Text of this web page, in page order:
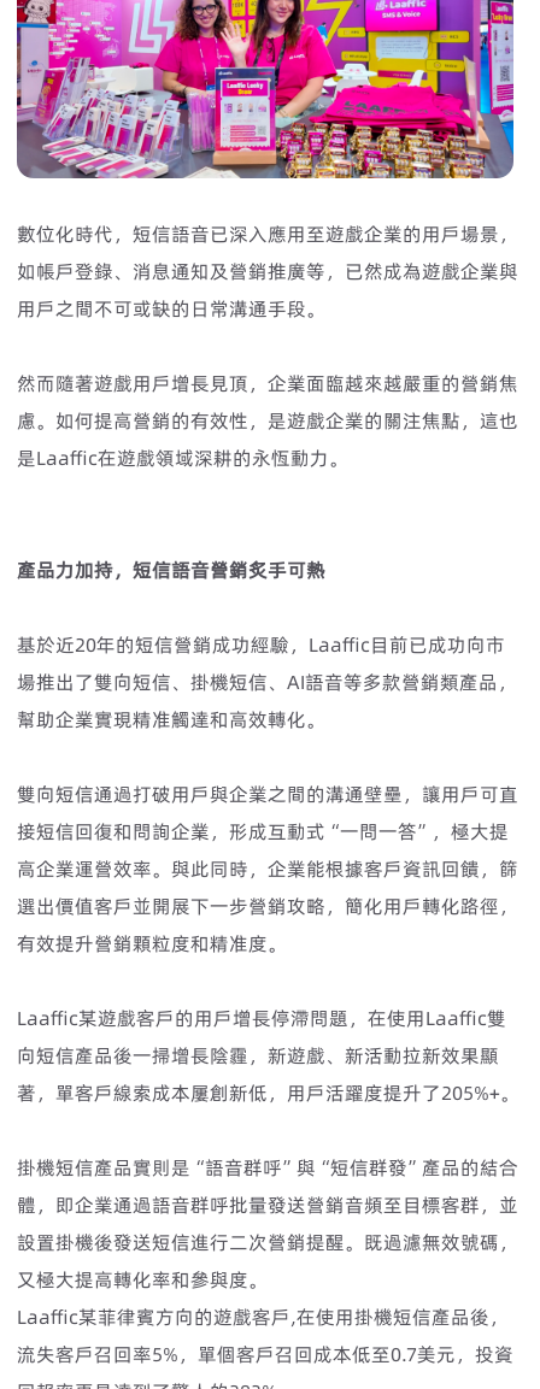
數位化時代，短信語音已深入應用至遊戲企業的用戶場景，
如帳戶登錄、消息通知及營銷推廣等，已然成為遊戲企業與
用戶之間不可或缺的日常溝通手段。
然而隨著遊戲用戶增長見頂，企業面臨越來越嚴重的營銷焦
慮。如何提高營銷的有效性，是遊戲企業的關注焦點，這也
是Laaffic在遊戲領域深耕的永恆動力。
產品力加持，短信語音營銷炙手可熱
基於近20年的短信營銷成功經驗，Laaffic目前已成功向市
場推出了雙向短信、掛機短信、AI語音等多款營銷類產品，
幫助企業實現精准觸達和高效轉化。
雙向短信通過打破用戶與企業之間的溝通壁壘，讓用戶可直
接短信回復和問詢企業，形成互動式“一問一答”，極大提
高企業運營效率。與此同時，企業能根據客戶資訊回饋，篩
選出價值客戶並開展下一步營銷攻略，簡化用戶轉化路徑，
有效提升營銷顆粒度和精准度。
Laaffic某遊戲客戶的用戶增長停滯問題，在使用Laaffic雙
向短信產品後一掃增長陰霾，新遊戲、新活動拉新效果顯
著，單客戶線索成本屢創新低，用戶活躍度提升了205%+。
掛機短信產品實則是“語音群呼”與“短信群發”產品的結合
體，即企業通過語音群呼批量發送營銷音頻至目標客群，並
設置掛機後發送短信進行二次營銷提醒。既過濾無效號碼，
又極大提高轉化率和參與度。
Laaffic某菲律賓方向的遊戲客戶,在使用掛機短信產品後，
流失客戶召回率5%，單個客戶召回成本低至0.7美元，投資